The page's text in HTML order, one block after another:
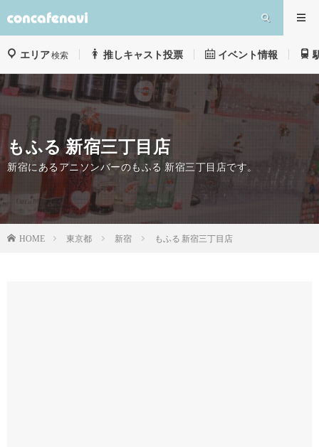
エリア検索 推しキャスト投票 イベント情報
もふる 新宿三丁目店
新宿にあるアニソンバーのもふる 新宿三丁目店です。
HOME 東京都 新宿 もふる 新宿三丁目店